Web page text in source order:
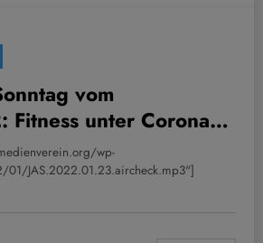
vom
unter Corona
und Pfadfinder
wp-
01/JAS.2022.01.23.aircheck.mp3"]